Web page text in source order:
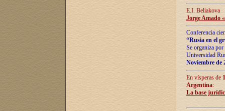
E.I. Beliakova
Jorge Amado
Conferencia
“Rusia en el
Se organiza
Universidad
Noviembre de
En vísperas de
Argentina:
La base